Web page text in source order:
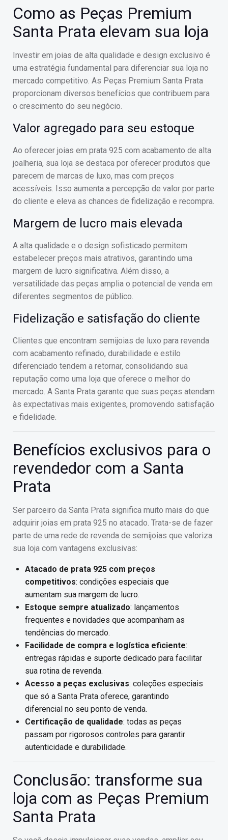
Como as Peças Premium
Santa Prata elevam sua loja
Investir em joias de alta qualidade e design exclusivo é
uma estratégia fundamental para diferenciar sua loja no
mercado competitivo. As Peças Premium Santa Prata
proporcionam diversos benefícios que contribuem para
o crescimento do seu negócio.
Valor agregado para seu estoque
Ao oferecer joias em prata 925 com acabamento de alta
joalheria, sua loja se destaca por oferecer produtos que
parecem de marcas de luxo, mas com preços
acessíveis. Isso aumenta a percepção de valor por parte
do cliente e eleva as chances de fidelização e recompra.
Margem de lucro mais elevada
A alta qualidade e o design sofisticado permitem
estabelecer preços mais atrativos, garantindo uma
margem de lucro significativa. Além disso, a
versatilidade das peças amplia o potencial de venda em
diferentes segmentos de público.
Fidelização e satisfação do cliente
Clientes que encontram semijoias de luxo para revenda
com acabamento refinado, durabilidade e estilo
diferenciado tendem a retornar, consolidando sua
reputação como uma loja que oferece o melhor do
mercado. A Santa Prata garante que suas peças atendam
às expectativas mais exigentes, promovendo satisfação
e fidelidade.
Benefícios exclusivos para o
revendedor com a Santa
Prata
Ser parceiro da Santa Prata significa muito mais do que
adquirir joias em prata 925 no atacado. Trata-se de fazer
parte de uma rede de revenda de semijoias que valoriza
sua loja com vantagens exclusivas:
Atacado de prata 925 com preços
competitivos: condições especiais que
aumentam sua margem de lucro.
Estoque sempre atualizado: lançamentos
frequentes e novidades que acompanham as
tendências do mercado.
Facilidade de compra e logística eficiente:
entregas rápidas e suporte dedicado para facilitar
sua rotina de revenda.
Acesso a peças exclusivas: coleções especiais
que só a Santa Prata oferece, garantindo
diferencial no seu ponto de venda.
Certificação de qualidade: todas as peças
passam por rigorosos controles para garantir
autenticidade e durabilidade.
Conclusão: transforme sua
loja com as Peças Premium
Santa Prata